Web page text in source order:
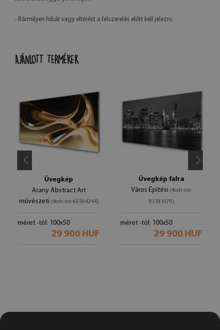
- Bármilyen hibát vagy eltérést a felszerelés előtt kell jelezni.
AJÁNLOTT TERMÉKEK
Üvegkép
Arany Abstract Art
művészeti (#osh-nn-66564244)
méret -tól: 100x50
29 900 HUF
Üvegkép falra
Város Építési (#osh-nn-
93381079)
méret -tól: 100x50
29 900 HUF